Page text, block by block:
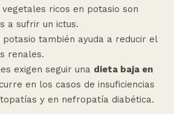
ricos en potasio son
a sufrir un ictus.
potasio también ayuda a reducir el
renales.
exigen seguir una dieta baja en
en los casos de insuficiencias
y en nefropatía diabética.